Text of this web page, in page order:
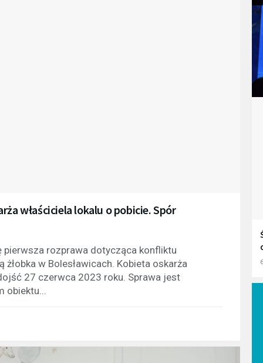
właściciela lokalu o pobicie. Spór
pierwsza rozprawa dotycząca konfliktu
w Bolesławicach. Kobieta oskarża
27 czerwca 2023 roku. Sprawa jest